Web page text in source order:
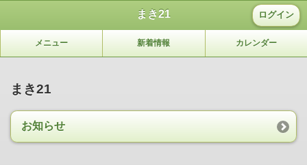
まき21 ログイン
メニュー 新着情報 カレンダー
まき21
お知らせ